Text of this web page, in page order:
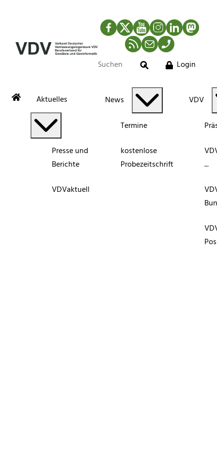
Facebook
TwitterYouTubeInstagram
LinkedIn
RSS-Newsfeed
MailTelefon
Suche
Login
Aktuelles
Presse und
Berichte
VDVaktuell
News
Termine
kostenlose
Probezeitschrift
VDV
...